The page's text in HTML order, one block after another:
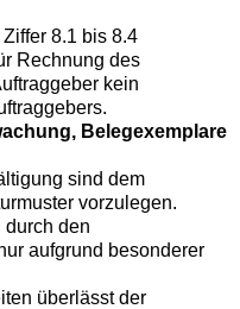
8.1 bis 8.4
Rechnung des
kein
Belegexemplare
sind dem
vorzulegen.
den
aufgrund besonderer
überlässt der